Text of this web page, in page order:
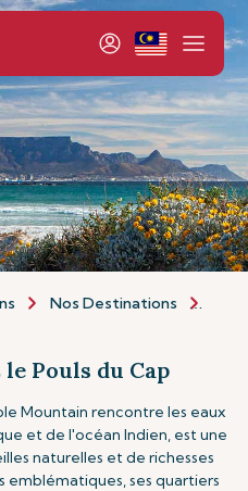
Nos Destinations
le Pouls du Cap
Mountain rencontre les eaux
et de l'océan Indien, est une
naturelles et de richesses
emblématiques, ses quartiers